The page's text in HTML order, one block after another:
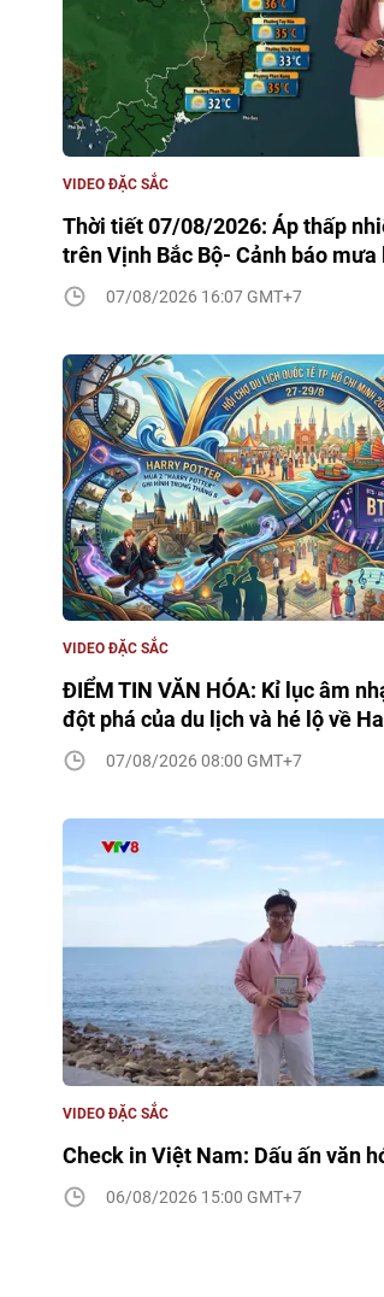
Thời tiết 07/08/2026: Áp thấp
trên Vịnh Bắc Bộ- Cảnh báo
VIDEO ĐẶC SẮC
07/08/2026 16:07 GMT+7
ĐIỂM TIN VĂN HÓA: Kỉ lục âm
đột phá của du lịch và hé lộ về
VIDEO ĐẶC SẮC
07/08/2026 08:00 GMT+7
Check in Việt Nam: Dấu ấn văn
VIDEO ĐẶC SẮC
06/08/2026 15:00 GMT+7